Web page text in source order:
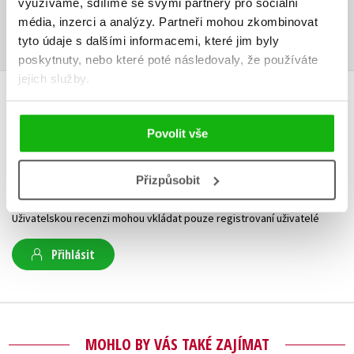
média, inzerci a analýzy. Partneři mohou zkombinovat
tyto údaje s dalšími informacemi, které jim byly
poskytnuty, nebo které poté následovaly, že používáte
jejich služby.
Povolit vše
Přizpůsobit
PDF Obsah.pdf PDF Ukázka.pdf
HODNOCENÍ ČTENÁŘŮ
Uživatelskou recenzi mohou vkládat pouze registrovaní uživatelé
Přihlásit
MOHLO BY VÁS TAKÉ ZAJÍMAT